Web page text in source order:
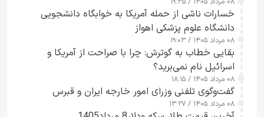
خسارات ناشی از حمله آمریکا به خوابگاه دانشجویی
دانشگاه علوم پزشکی اهواز
۰۸ مرداد ۱۴۰۵ / ۱۹:۰۳
بقایی خطاب به گوترش: چرا با صراحت از آمریکا و
اسرائیل نام نمی‌برید؟
۰۸ مرداد ۱۴۰۵ / ۱۸:۱۵
گفت‌وگوی تلفنی وزرای امور خارجه ایران و قبرس
۰۸ مرداد ۱۴۰۵ / ۱۳:۲۷